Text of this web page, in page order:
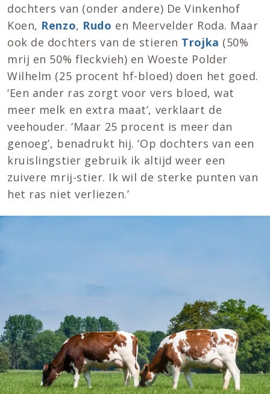
dochters van (onder andere) De Vinkenhof
Koen, Renzo, Rudo en Meervelder Roda. Maar
ook de dochters van de stieren Trojka (50%
mrij en 50% fleckvieh) en Woeste Polder
Wilhelm (25 procent hf-bloed) doen het goed.
‘Een ander ras zorgt voor vers bloed, wat
meer melk en extra maat’, verklaart de
veehouder. ‘Maar 25 procent is meer dan
genoeg’, benadrukt hij. ‘Op dochters van een
kruislingstier gebruik ik altijd weer een
zuivere mrij-stier. Ik wil de sterke punten van
het ras niet verliezen.’